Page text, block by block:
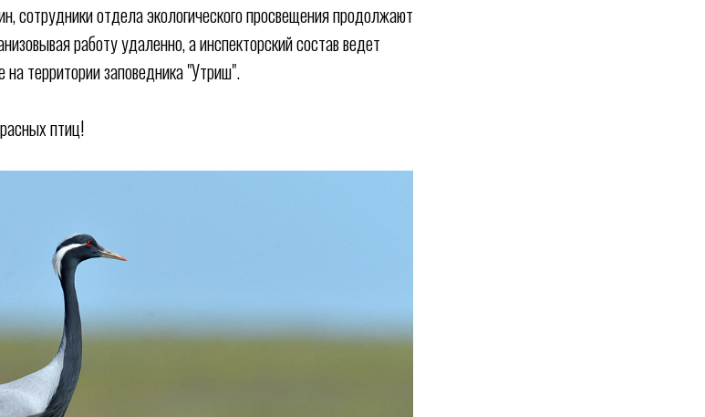
сотрудники отдела экологического просвещения продолжают
работу удаленно, а инспекторский состав ведет
территории заповедника "Утриш".
птиц!